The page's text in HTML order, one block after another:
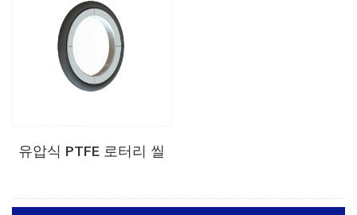
유압식 PTFE 로터리 씰